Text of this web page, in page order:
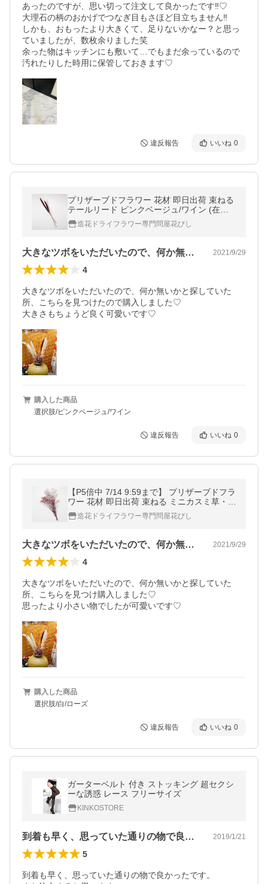
あったのですが、思い切って注文して良かったです‼︎♡
大理石の柄のおかげでつなぎ目もさほど目立ちません‼︎
しかも、おもったより大きくて、足りないかなー？と思っ
ていましたが、数枚余りました笑
余った物はキッチンにも敷いて…でもまだ余っているので
汚れたりした時用に保管しておきます♡
違反報告 いいね 0
プリザーブドフラワー 花材 即日出荷 束ねる
テールリード ピンクベージュ/ワイン (在庫
限り) 少量 小分け 花材 素材 材料 パーツ ア
ソート 花束 大地農園
造花ドライフラワー専門問屋花びし
大きなツボをいただいたので、何か無いか… 2021/9/29
4
大きなツボをいただいたので、何か無いかと探していた
所、こちらを見つけたので購入しました♡
大きさもちょうど良く可愛いです♡
購入した商品
選択肢/ピンクベージュ/ワイン
違反報告 いいね 0
【P5倍中 7/14 9:59まで】 プリザーブドフラ
ワー 花材 即日出荷 束ねる ミニカスミ草・フ
ラワーベール 白/ローズ 少量 小分け 花材 素
材 材料 卸 大地農園
造花ドライフラワー専門問屋花びし
大きなツボをいただいたので、何か無いか… 2021/9/29
4
大きなツボをいただいたので、何か無いかと探していた
所、こちらを見つけ購入しました♡
思ったより小さい物でしたが可愛いです♡
購入した商品
選択肢/白/ローズ
違反報告 いいね 0
ガーターベルト 付き ストッキング 超セクシ
ーな誘惑 レース フリーサイズ
KINKOSTORE
到着も早く、思っていた通りの物で良かっ… 2019/1/21
5
到着も早く、思っていた通りの物で良かったです。